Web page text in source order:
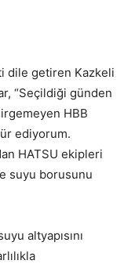
dile getiren Kazkeli
“Seçildiği günden
HBB
ediyorum.
HATSU ekipleri
suyu borusunu
altyapısını